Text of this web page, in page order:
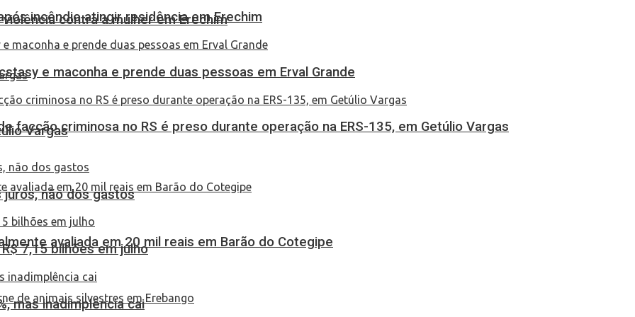
contra a mulher em Erechim
Vargas
avaliada em 20 mil reais em Barão do Cotegipe
incêndio atingir residência em Erechim
e maconha e prende duas pessoas em Erval Grande
facção criminosa no RS é preso durante operação na ERS-135, em Getúlio Vargas
juros, não dos gastos
7,15 bilhões em julho
mas inadimplência cai